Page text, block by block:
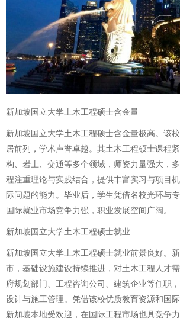
新加坡国立大学土木工程硕士含金量
新加坡国立大学土木工程硕士含金量极高。该
居前列，学术声誉卓越。其土木工程硕士课程
构、岩土、交通等多个领域，师资力量强大，
程注重理论与实践结合，提供丰富实习与项目
际问题的能力。毕业后，学生凭借名校光环与
国际就业市场竞争力强，职业发展空间广阔。
新加坡国立大学土木工程硕士就业
新加坡国立大学土木工程硕士就业前景良好。
市，基础设施建设持续推进，对土木工程人才
府规划部门、工程咨询公司、建筑企业等任职
设计与施工管理。凭借该校优质教育资源和国
新加坡本地受欢迎，在国际工程市场也具竞争